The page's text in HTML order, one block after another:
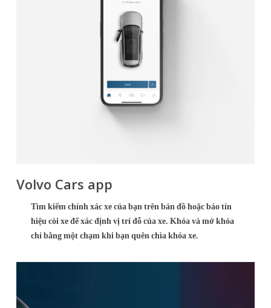
Volvo Cars app
Tìm kiếm chính xác xe của bạn trên bản đồ hoặc báo tín
hiệu còi xe để xác định vị trí đỗ của xe. Khóa và mở khóa
chỉ bằng một chạm khi bạn quên chìa khóa xe.